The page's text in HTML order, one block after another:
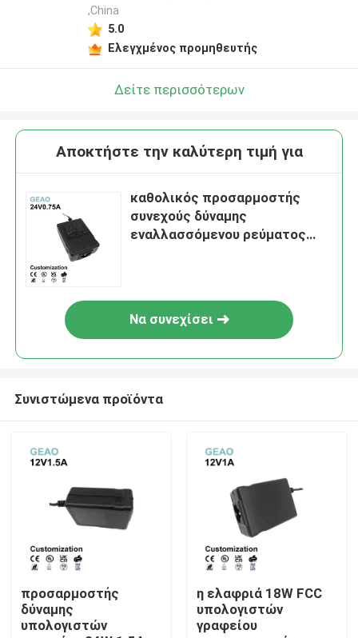
Βίντεο
,China
5.0
Ελεγχμένος προμηθευτής
Δείτε περισσότερων
Αποκτήστε την καλύτερη τιμή για
καθολικός προσαρμοστής
συνεχούς δύναμης
εναλλασσόμενου ρεύματος
Να συνεχίσει
Συνιστώμενα προϊόντα
προσαρμοστής
δύναμης
υπολογιστών
η ελαφριά 18W FCC
υπολογιστών
γραφείου